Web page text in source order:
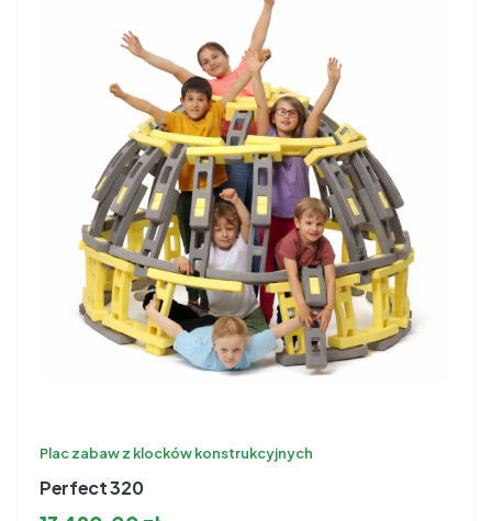
Plac zabaw z klocków konstrukcyjnych
Perfect 320